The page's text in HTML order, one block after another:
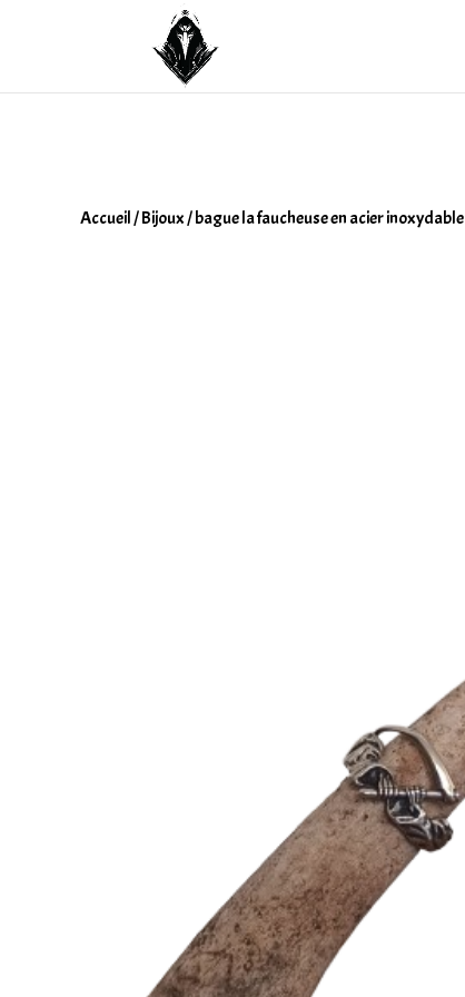
Accueil/Bijoux/ bague la faucheuse en acier inoxydable